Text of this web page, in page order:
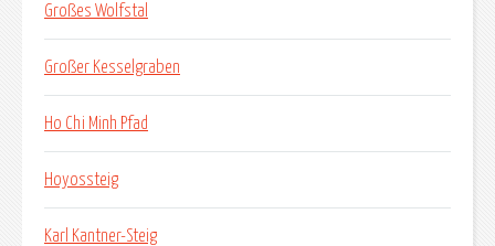
Großes Wolfstal
Großer Kesselgraben
Ho Chi Minh Pfad
Hoyossteig
Karl Kantner-Steig